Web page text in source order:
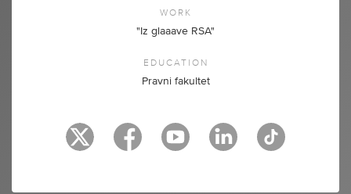
WORK
"Iz glaaave RSA"
EDUCATION
Pravni fakultet